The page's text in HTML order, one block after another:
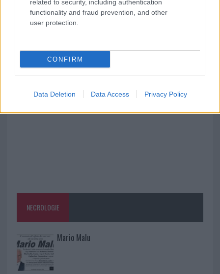
related to security, including authentication
functionality and fraud prevention, and other
user protection.
CONFIRM
Data Deletion Data Access Privacy Policy
Meteo Olbia 9 agosto, temperature in calo
Salmo finisce in ospedale a Catania, ma il tour
NECROLOGIE
Mario Malu